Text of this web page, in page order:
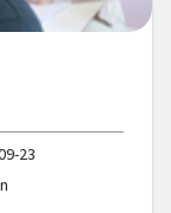
23